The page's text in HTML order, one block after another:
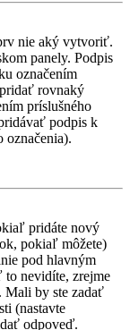
nie aký vytvoriť.
panely. Podpis
označením
rovnaký
príslušného
podpis k
označenia).
pridáte nový
pokiaľ môžete)
pod hlavným
nevidíte, zrejme
Mali by ste zadať
(nastavte
odpoveď.